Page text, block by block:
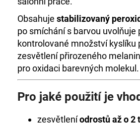
Obsahuje stabilizovaný
po smíchání s barvou uvolňuje
kontrolované množství kyslíku
zesvětlení přirozeného
pro oxidaci barevných molekul.
Pro jaké použití je
zesvětleníodrostů až o 2
Kč